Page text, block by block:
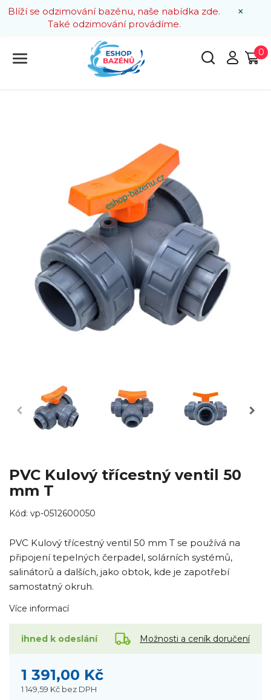
×
Blíží se odzimování bazénu, naše nabídka zde.
Také odzimování provádíme.
0
PVC Kulový třícestný ventil 50
mm T
Kód: vp-0512600050
PVC Kulový třícestný ventil 50 mm T se používá na
připojení tepelných čerpadel, solárních systémů,
salinátorů a dalších, jako obtok, kde je zapotřebí
samostatný okruh.
Více informací
ihned k odeslání Možnosti a ceník doručení
1 391,00 Kč
1 149,59 Kč bez DPH